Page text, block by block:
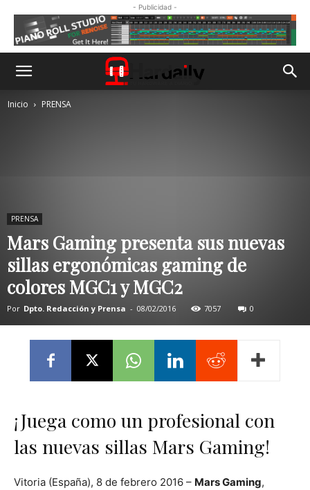
- Publicidad -
Inicio PRENSA
PRENSA
Mars Gaming presenta sus nuevas
sillas ergonómicas gaming de
colores MGC1 y MGC2
Por Dpto. Redacción y Prensa - 08/02/2016 7057 0
¡Juega como un profesional con
las nuevas sillas Mars Gaming!
Vitoria (España), 8 de febrero 2016 – Mars Gaming,